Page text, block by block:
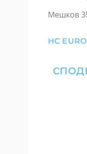
Мешков
HC